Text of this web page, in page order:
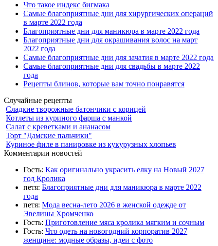
Что такое индекс бигмака
Самые благоприятные дни для хирургических операций
в марте 2022 года
Благоприятные дни для маникюра в марте 2022 года
Благоприятные дни для окрашивания волос на март
2022 года
Самые благоприятные дни для зачатия в марте 2022 года
Самые благоприятные дни для свадьбы в марте 2022
года
Рецепты блинов, которые вам точно понравятся
Случайные рецепты
Сладкие творожные батончики с корицей
Котлеты из куриного фарша с манкой
Салат с креветками и ананасом
Торт "Дамские пальчики"
Куриное филе в панировке из кукурузных хлопьев
Комментарии новостей
Гость: Как оригинально украсить елку на Новый 2027
год Кролика
петя: Благоприятные дни для маникюра в марте 2022
года
петя: Мода весна-лето 2026 в женской одежде от
Эвелины Хромченко
Гость: Приготовление мяса кролика мягким и сочным
Гость: Что одеть на новогодний корпоратив 2027
женщине: модные образы, идеи с фото